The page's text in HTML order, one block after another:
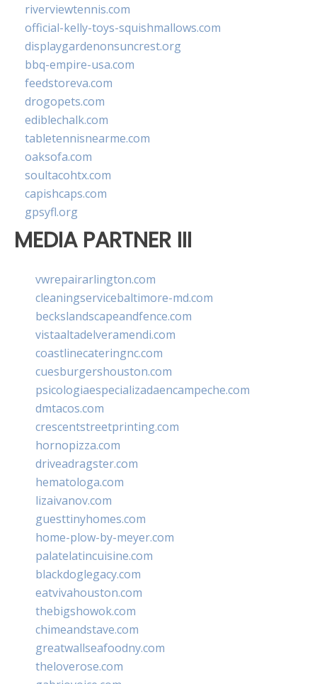
riverviewtennis.com
official-kelly-toys-squishmallows.com
displaygardenonsuncrest.org
bbq-empire-usa.com
feedstoreva.com
drogopets.com
ediblechalk.com
tabletennisnearme.com
oaksofa.com
soultacohtx.com
capishcaps.com
gpsyfl.org
MEDIA PARTNER III
vwrepairarlington.com
cleaningservicebaltimore-md.com
beckslandscapeandfence.com
vistaaltadelveramendi.com
coastlinecateringnc.com
cuesburgershouston.com
psicologiaespecializadaencampeche.com
dmtacos.com
crescentstreetprinting.com
hornopizza.com
driveadragster.com
hematologa.com
lizaivanov.com
guesttinyhomes.com
home-plow-by-meyer.com
palatelatincuisine.com
blackdoglegacy.com
eatvivahouston.com
thebigshowok.com
chimeandstave.com
greatwallseafoodny.com
theloverose.com